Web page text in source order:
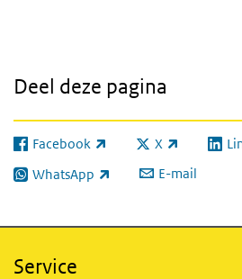
Deel deze pagina
Facebook
(externe link) X
(externe link)
WhatsApp
(externe link) E-mail
Service